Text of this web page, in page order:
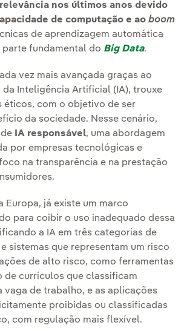
nos últimos anos devido
de computação e ao boom
de aprendizagem automática
parte fundamental do Big Data.
vez mais avançada graças ao
Inteligência Artificial (IA), trouxe
éticos, com o objetivo de ser
da sociedade. Nesse cenário,
IA responsável, uma abordagem
por empresas tecnológicas e
na transparência e na prestação
Europa, já existe um marco
para coibir o uso inadequado dessa
a IA em três categorias de
sistemas que representam um risco
de alto risco, como ferramentas
de currículos que classificam
vaga de trabalho, e as aplicações
proibidas ou classificadas
com regulação mais flexível.